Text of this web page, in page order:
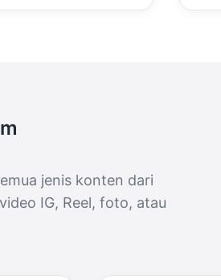
jenis konten dari
IG, Reel, foto, atau